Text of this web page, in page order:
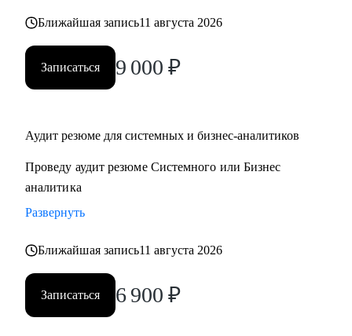
- архитектурные паттерны
Кому могу помочь:
• Системным аналитикам
• Руководителям проектов в ИТ
Ближайшая запись11 августа 2026
Записаться 9 000 ₽
Аудит резюме для системных и бизнес-аналитиков
Проведу аудит резюме Системного или Бизнес
аналитика
Развернуть
Ближайшая запись11 августа 2026
Записаться 6 900 ₽